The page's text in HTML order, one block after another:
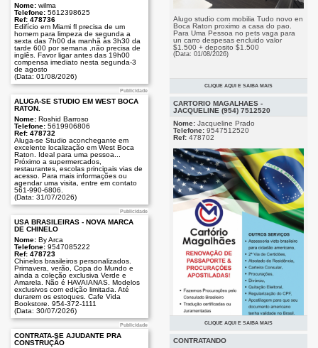
Nome: wilma
Telefone: 5612398625
Ref: 478736
Edifício em Miami fl precisa de um
homem para limpeza de segunda a
sexta das 7h00 da manhã às 3h30 da
tarde 600 por semana ,não precisa de
inglês. Favor ligar antes das 19h00
compensa imediato nesta segunda-3
de agosto
(Data: 01/08/2026)
Publicidade
ALUGA-SE STUDIO EM WEST BOCA
RATON.
Nome: Roshid Barroso
Telefone: 5619906806
Ref: 478732
Aluga-se Studio aconchegante em
excelente localização em West Boca
Raton. Ideal para uma pessoa...
Próximo a supermercados,
restaurantes, escolas principais vias de
acesso. Para mais informações ou
agendar uma visita, entre em contato
561-990-6806.
(Data: 31/07/2026)
Publicidade
USA BRASILEIRAS - NOVA MARCA
DE CHINELO
Nome: By Arca
Telefone: 9547085222
Ref: 478723
Chinelos brasileiros personalizados.
Primavera, verão, Copa do Mundo e
ainda a coleção exclusiva Verde e
Amarela. Não é HAVAIANAS. Modelos
exclusivos com edição limitada. Até
durarem os estoques. Cafe Vida
Bookstore. 954-372-1111
(Data: 30/07/2026)
Publicidade
CONTRATA-SE AJUDANTE PRA
CONSTRUÇÃO
Alugo studio com mobilia Tudo novo en
Boca Raton proximo a casa do pao.
Para Uma Pessoa no pets vaga para
un carro despesas encluido valor
$1.500 + deposito $1.500
(Data: 01/08/2026)
CLIQUE AQUI E SAIBA MAIS
CARTORIO MAGALHAES -
JACQUELINE (954) 7512520
Nome: Jacqueline Prado
Telefone: 9547512520
Ref: 478702
CLIQUE AQUI E SAIBA MAIS
CONTRATANDO